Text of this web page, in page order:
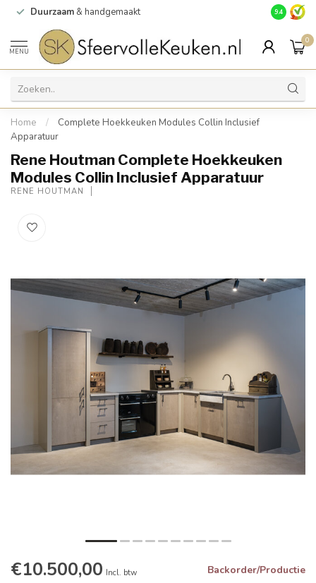
Duurzaam & handgemaakt Gratis
9.4
MENU
0
Home /
Complete Hoekkeuken Modules Collin Inclusief
Apparatuur
Rene Houtman Complete Hoekkeuken
Modules Collin Inclusief Apparatuur
RENE HOUTMAN
€10.500,00 Incl. btw Backorder/Productie